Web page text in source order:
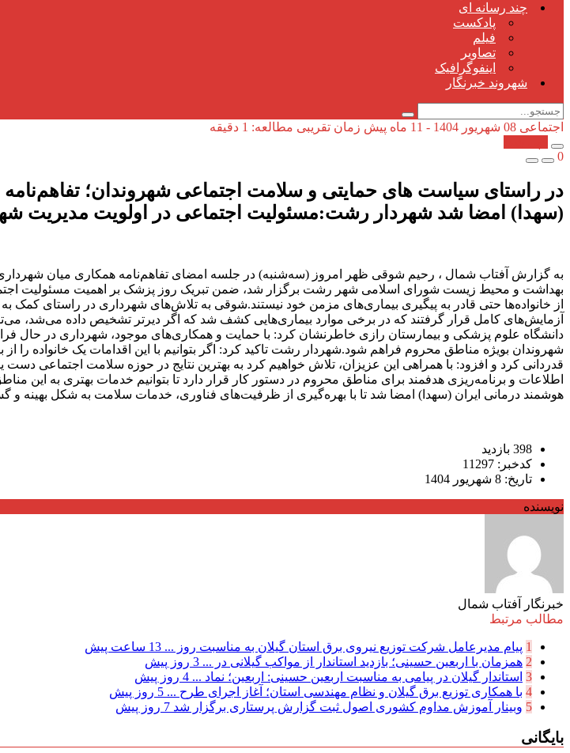
چند رسانه ای
پادکست
فیلم
تصاویر
اینفوگرافیک
شهروند خبرنگار
اجتماعی 08 شهریور 1404 - 11 ماه پیش
زمان تقریبی مطالعه: 1 دقیقه
0
در راستای سیاست های حمایتی و سلامت اجتماعی شهروندان؛
(سهدا) امضا شد شهردار رشت:مسئولیت اجتماعی در اولویت مدیریت
به گزارش آفتاب شمال ، رحیم شوقی ظهر امروز (سه‌شنبه) در جلسه امضای تفاهم‌نامه همکاری میان
بهداشت و محیط زیست شورای اسلامی شهر رشت برگزار شد، ضمن تبریک روز پزشک بر اهمیت مسئولیت
از خانواده‌ها حتی قادر به پیگیری بیماری‌های مزمن خود نیستند.شوقی به تلاش‌های شهرداری در راستای
آزمایش‌های کامل قرار گرفتند که در برخی موارد بیماری‌هایی کشف شد که اگر دیرتر تشخیص داده می‌شد،
دانشگاه علوم پزشکی و بیمارستان رازی خاطرنشان کرد: با حمایت و همکاری‌های موجود، شهرداری در حال
شهروندان بویژه مناطق محروم فراهم شود.شهردار رشت تاکید کرد: اگر بتوانیم با این اقدامات یک خانواده
قدردانی کرد و افزود: با همراهی این عزیزان، تلاش خواهیم کرد به بهترین نتایج در حوزه سلامت اجتماعی
اطلاعات و برنامه‌ریزی هدفمند برای مناطق محروم در دستور کار قرار دارد تا بتوانیم خدمات بهتری به این
هوشمند درمانی ایران (سهدا) امضا شد تا با بهره‌گیری از ظرفیت‌های فناوری، خدمات سلامت به شکل بهینه و
398 بازدید
کدخبر: 11297
تاریخ: 8 شهریور 1404
نویسنده
خبرنگار آفتاب شمال
مطالب مرتبط
1 پیام مدیرعامل شركت توزیع نیروی برق استان گیلان به مناسبت روز ... 13 ساعت پیش
2 همزمان با اربعین حسینی؛ بازدید استاندار از مواکب گیلانی در ... 3 روز پیش
3 استاندار گیلان در پیامی به مناسبت اربعین حسینی: اربعین؛ نماد ... 4 روز پیش
4 با همکاری توزیع برق گیلان و نظام مهندسی استان؛ آغاز اجرای طرح ... 5 روز پیش
5 وبینار آموزش مداوم کشوری اصول ثبت گزارش پرستاری برگزار شد 7 روز پیش
بایگانی